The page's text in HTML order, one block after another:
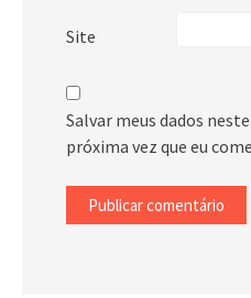
Site
Salvar meus dados
próxima vez que eu